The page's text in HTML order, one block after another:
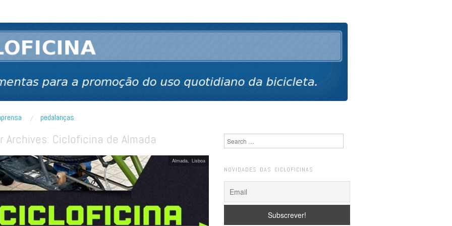
bicicleta
pedalanças
Archives: Cicloficina de Almada
Almada, Lisboa
Search
NOVIDADES DAS CICLOFICINAS